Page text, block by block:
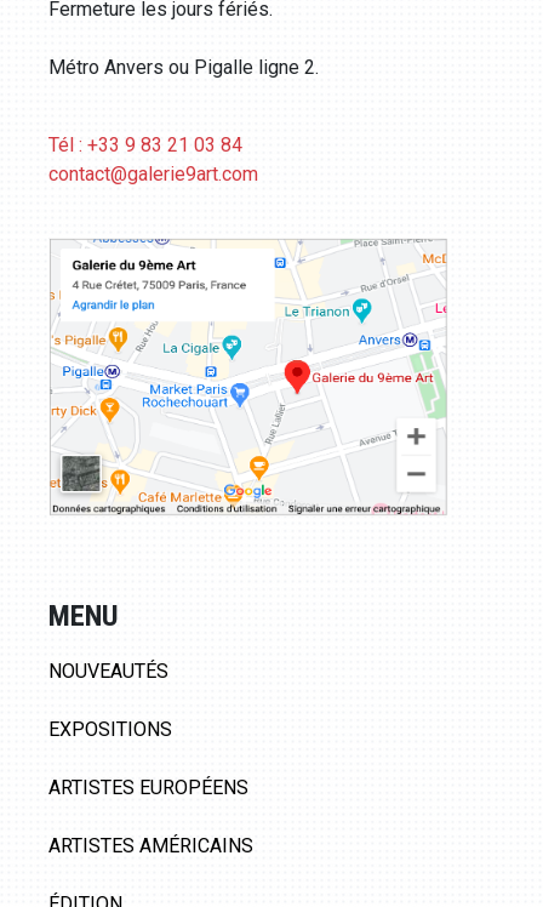
Fermeture les jours fériés.
Métro Anvers ou Pigalle ligne 2.
Tél : +33 9 83 21 03 84
contact@galerie9art.com
MENU
NOUVEAUTÉS
EXPOSITIONS
ARTISTES EUROPÉENS
ARTISTES AMÉRICAINS